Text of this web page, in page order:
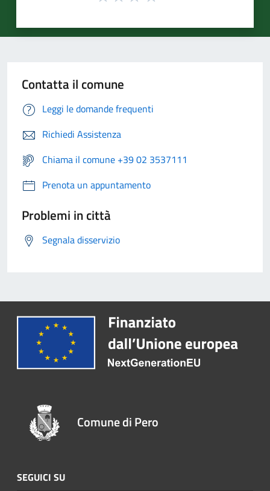
Contatta il comune
Leggi le domande frequenti
Richiedi Assistenza
Chiama il comune +39 02 3537111
Prenota un appuntamento
Problemi in città
Segnala disservizio
Comune di Pero
SEGUICI SU